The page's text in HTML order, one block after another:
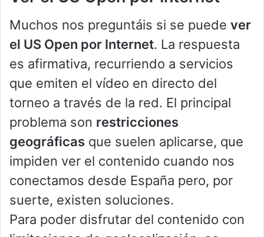
Muchos nos preguntáis si se puede ver
el US Open por Internet. La respuesta
es afirmativa, recurriendo a servicios
que emiten el vídeo en directo del
torneo a través de la red. El principal
problema son restricciones
geográficas que suelen aplicarse, que
impiden ver el contenido cuando nos
conectamos desde España pero, por
suerte, existen soluciones.
Para poder disfrutar del contenido con